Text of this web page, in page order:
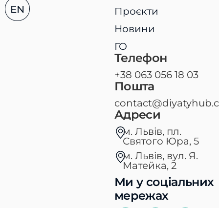
EN
Проєкти
Новини
ГО
Телефон
+38 063 056 18 03
Пошта
Адреси
м. Львів, пл.
Святого Юра, 5​
м. Львів, вул. Я.
Матейка, 2
Ми у соціальних
мережах